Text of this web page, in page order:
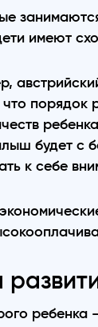
имеют
порядок
будет с
к себе
ребенка